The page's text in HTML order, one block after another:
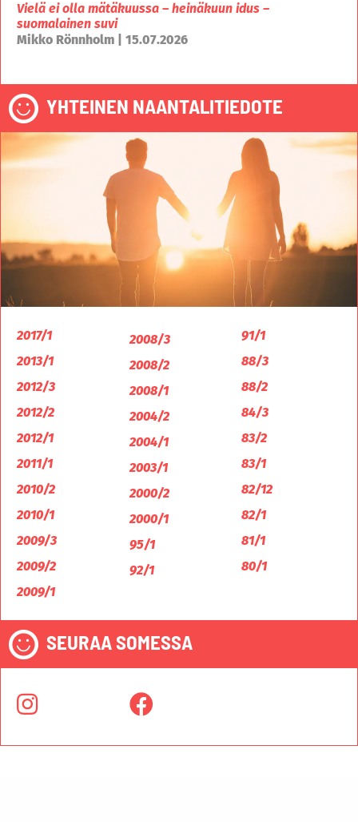
Vielä ei olla mätäkuussa – heinäkuun idus –
suomalainen suvi
Mikko Rönnholm | 15.07.2026
YHTEINEN NAANTALITIEDOTE
2017/1
2013/1
2012/3
2012/2
2012/1
2011/1
2010/2
2010/1
2009/3
2009/2
2009/1
2008/3
2008/2
2008/1
2004/2
2004/1
2003/1
2000/2
2000/1
95/1
92/1
91/1
88/3
88/2
84/3
83/2
83/1
82/12
82/1
81/1
80/1
SEURAA SOMESSA